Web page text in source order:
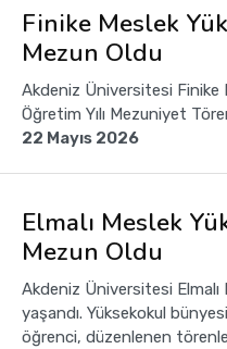
Finike Meslek
Mezun Oldu
Akdeniz Üniversitesi Finike
Öğretim Yılı Mezuniyet
22 Mayıs 2026
Elmalı Meslek
Mezun Oldu
Akdeniz Üniversitesi Elmalı
yaşandı. Yüksekokul
öğrenci, düzenlenen törenle